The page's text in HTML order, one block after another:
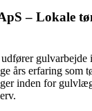
– Lokale
års erfaring som
inden for